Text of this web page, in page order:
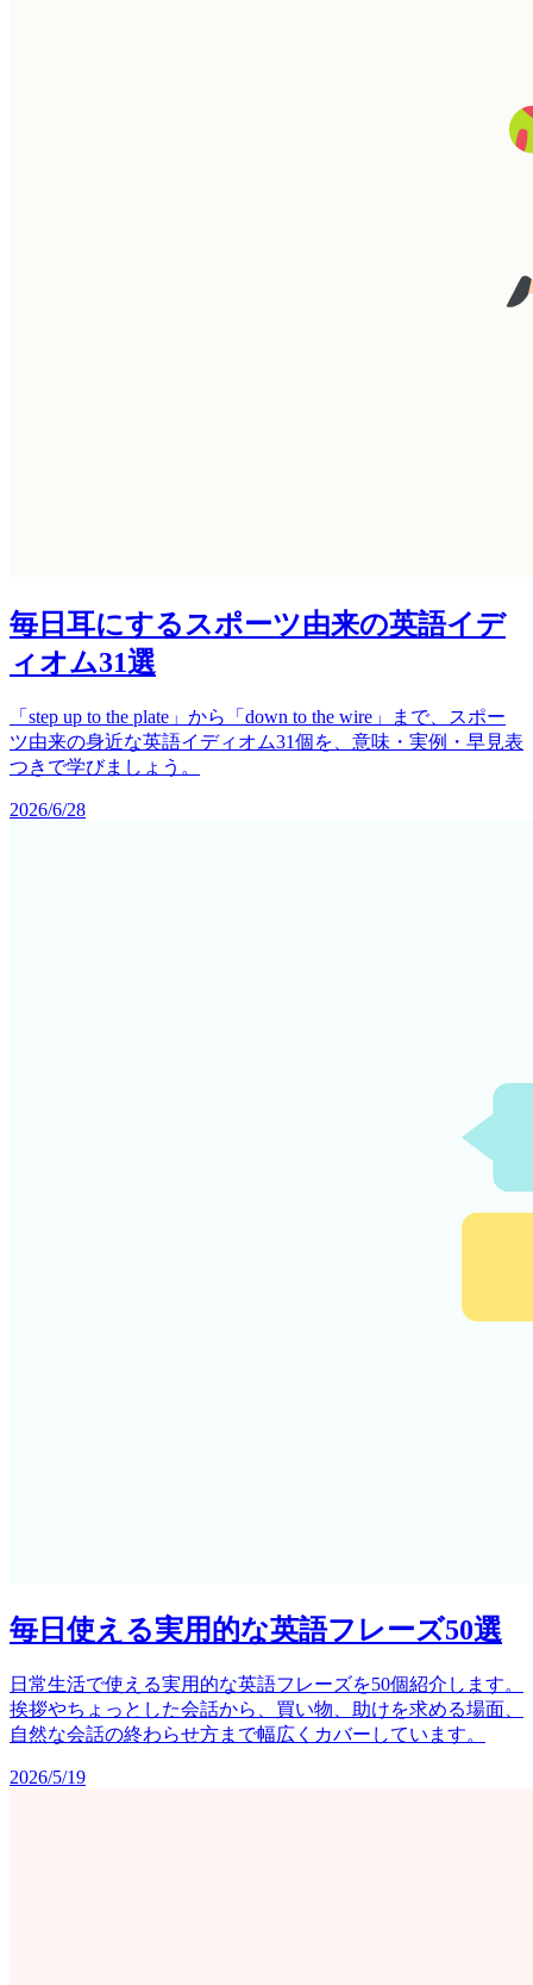
毎日耳にするスポーツ由来の英語イデ
ィオム31選
「step up to the plate」から「down to the wire」まで、スポー
ツ由来の身近な英語イディオム31個を、意味・実例・早見表
つきで学びましょう。
2026/6/28
毎日使える実用的な英語フレーズ50選
日常生活で使える実用的な英語フレーズを50個紹介します。
挨拶やちょっとした会話から、買い物、助けを求める場面、
自然な会話の終わらせ方まで幅広くカバーしています。
2026/5/19